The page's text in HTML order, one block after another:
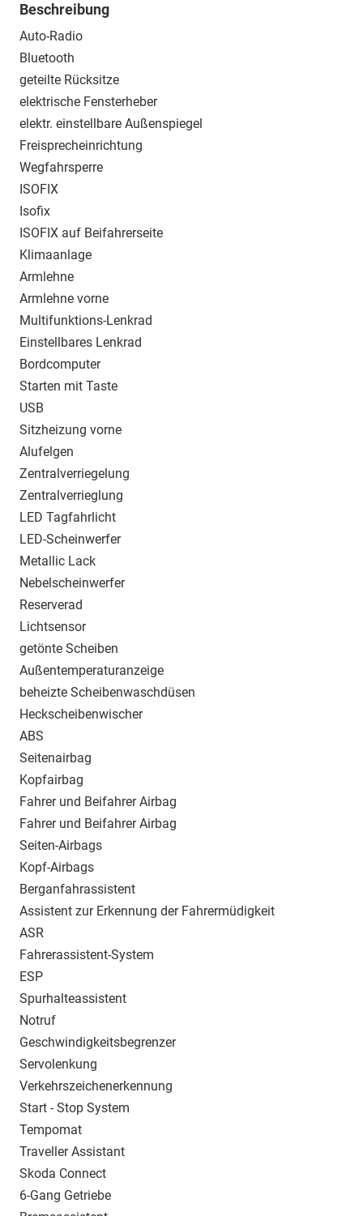
Beschreibung
Auto-Radio
Bluetooth
geteilte Rücksitze
elektrische Fensterheber
elektr. einstellbare Außenspiegel
Freisprecheinrichtung
Wegfahrsperre
ISOFIX
Isofix
ISOFIX auf Beifahrerseite
Klimaanlage
Armlehne
Armlehne vorne
Multifunktions-Lenkrad
Einstellbares Lenkrad
Bordcomputer
Starten mit Taste
USB
Sitzheizung vorne
Alufelgen
Zentralverriegelung
Zentralverrieglung
LED Tagfahrlicht
LED-Scheinwerfer
Metallic Lack
Nebelscheinwerfer
Reserverad
Lichtsensor
getönte Scheiben
Außentemperaturanzeige
beheizte Scheibenwaschdüsen
Heckscheibenwischer
ABS
Seitenairbag
Kopfairbag
Fahrer und Beifahrer Airbag
Fahrer und Beifahrer Airbag
Seiten-Airbags
Kopf-Airbags
Berganfahrassistent
Assistent zur Erkennung der Fahrermüdigkeit
ASR
Fahrerassistent-System
ESP
Spurhalteassistent
Notruf
Geschwindigkeitsbegrenzer
Servolenkung
Verkehrszeichenerkennung
Start - Stop System
Tempomat
Traveller Assistant
Skoda Connect
6-Gang Getriebe